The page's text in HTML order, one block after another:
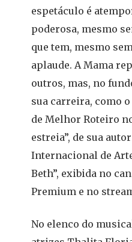
espetáculo é
poderosa, mesmo
que tem, mesmo
aplaude. A Mama
outros, mas, no
sua carreira, como
de Melhor Roteiro
estreia”, de sua
Internacional de
Beth”, exibida no
Premium e no
No elenco do